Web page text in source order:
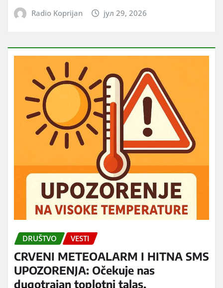
Radio Koprijan јул 29, 2026
DRUŠTVO VESTI
CRVENI METEOALARM I HITNA SMS
UPOZORENJA: Očekuje nas
dugotrajan toplotni talas,